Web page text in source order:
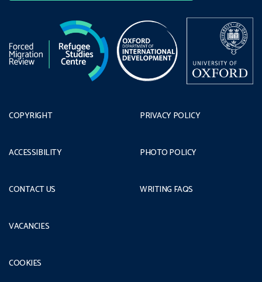
COPYRIGHT
ACCESSIBILITY
CONTACT US
PRIVACY POLICY
PHOTO POLICY
WRITING FAQS
VACANCIES
COOKIES